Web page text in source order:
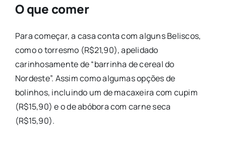
O que comer
Para começar, a casa conta com alguns Beliscos,
como o torresmo (R$21,90), apelidado
carinhosamente de “barrinha de cereal do
Nordeste”. Assim como algumas opções de
bolinhos, incluindo um de macaxeira com cupim
(R$15,90) e o de abóbora com carne seca
(R$15,90).